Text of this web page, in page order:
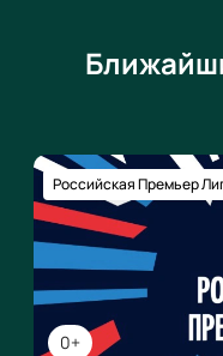
0+
Российская Премьер